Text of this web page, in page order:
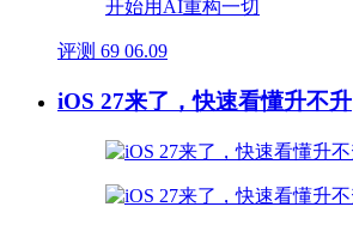
评测 69 06.09
iOS 27来了，快速看懂升不升